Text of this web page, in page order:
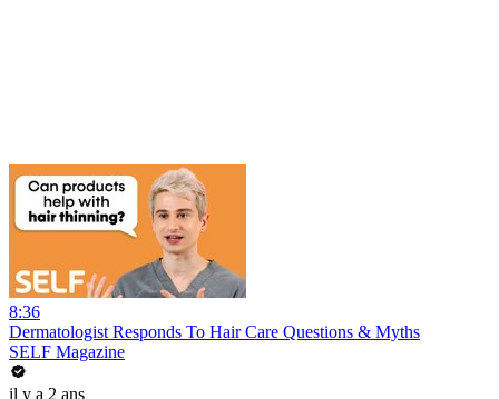
8:36
Dermatologist Responds To Hair Care Questions & Myths
SELF Magazine
il y a 2 ans